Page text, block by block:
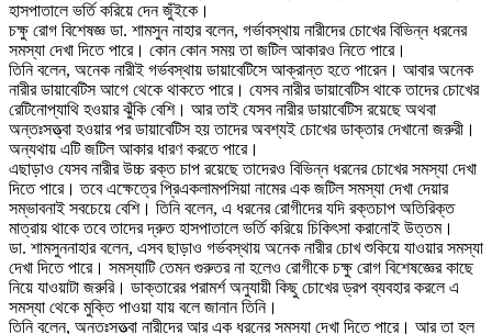
হাসপাতালে ভর্তি করিয়ে দেন জুঁইকে।
চক্ষু রোগ বিশেষজ্ঞ ডা. শামসুন নাহার বলেন, গর্ভাবস্থায় নারীদের চোখের বিভিন্ন ধরনের
সমস্যা দেখা দিতে পারে। কোন কোন সময় তা জটিল আকারও নিতে পারে।
তিনি বলেন, অনেক নারীই গর্ভবস্থায় ডায়াবেটিসে আক্রান্ত হতে পারেন। আবার অনেক
নারীর ডায়াবেটিস আগে থেকে থাকতে পারে। যেসব নারীর ডায়াবেটিস থাকে তাদের চোখের
রেটিনোপ্যাথি হওয়ার ঝুঁকি বেশি। আর তাই যেসব নারীর ডায়াবেটিস রয়েছে অথবা
অন্তঃসত্ত্বা হওয়ার পর ডায়াবেটিস হয় তাদের অবশ্যই চোখের ডাক্তার দেখানো জরুরী।
অন্যথায় এটি জটিল আকার ধারণ করতে পারে।
এছাড়াও যেসব নারীর উচ্চ রক্ত চাপ রয়েছে তাদেরও বিভিন্ন ধরনের চোখের সমস্যা দেখা
দিতে পারে। তবে এক্ষেত্রে প্রিএকলামপসিয়া নামের এক জটিল সমস্যা দেখা দেয়ার
সম্ভাবনাই সবচেয়ে বেশি। তিনি বলেন, এ ধরনের রোগীদের যদি রক্তচাপ অতিরিক্ত
মাত্রায় থাকে তবে তাদের দ্রুত হাসপাতালে ভর্তি করিয়ে চিকিৎসা করানোই উত্তম।
ডা. শামসুননাহার বলেন, এসব ছাড়াও গর্ভবস্থায় অনেক নারীর চোখ শুকিয়ে যাওয়ার সমস্যা
দেখা দিতে পারে। সমস্যাটি তেমন গুরুতর না হলেও রোগীকে চক্ষু রোগ বিশেষজ্ঞের কাছে
নিয়ে যাওয়াটা জরুরি। ডাক্তারের পরামর্শ অনুযায়ী কিছু চোখের ড্রপ ব্যবহার করলে এ
সমস্যা থেকে মুক্তি পাওয়া যায় বলে জানান তিনি।
তিনি বলেন, অন্তঃসত্ত্বা নারীদের আর এক ধরনের সমস্যা দেখা দিতে পারে। আর তা হল